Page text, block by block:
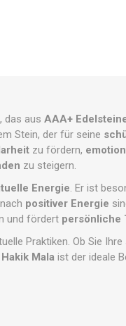
das aus AAA+
Stein, der für seine
zu fördern,
zu steigern.
Energie. Er ist
positiver Energie
und fördert persönliche
Praktiken. Ob Sie
Malaist der ideale